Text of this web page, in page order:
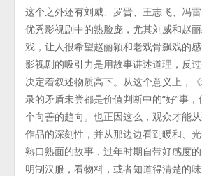
这个之外还有刘威、罗晋、王志飞、冯
优秀影视剧中的熟脸庞，尤其刘威和赵
戏，让人很希望赵丽颖和老戏骨飙戏的感
影视剧的吸引力是用故事讲述道理，反
决定着叙述物质高下。从这个意义上，
录的矛盾未尝都是价值判断中的“好”事
个向善的趋向。也正因这么，观众才能
作品的深刻性，并从那边边看到暖和、光
熟口熟面的故事，过年时期自带好感度
明制汉服，看物料，或者知道得清楚的味